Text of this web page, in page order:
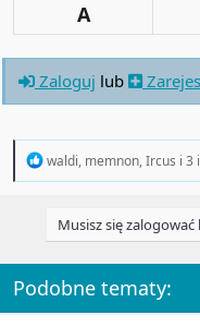
A
Zaloguj lub
R
i
o
n
s
:
waldi, memnon,Ircus i 3
Musisz się
Podobne tematy: